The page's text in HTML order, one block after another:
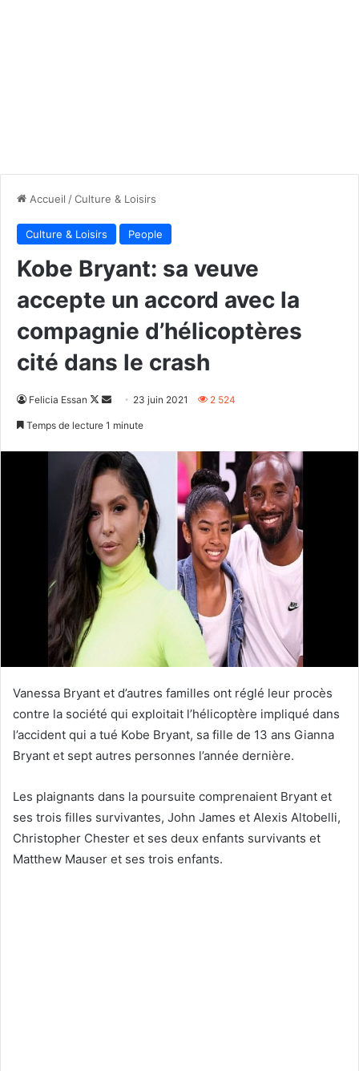
Accueil /Culture & Loisirs
Culture & Loisirs People
Kobe Bryant: sa veuve
accepte un accord avec la
compagnie d’hélicoptères
cité dans le crash
Felicia Essan
Follow
Envoyer23 juin 2021 2 524
Temps de lecture 1 minute
Vanessa Bryant et d’autres familles ont réglé leur procès
contre la société qui exploitait l’hélicoptère impliqué dans
l’accident qui a tué Kobe Bryant, sa fille de 13 ans Gianna
Bryant et sept autres personnes l’année dernière.
Les plaignants dans la poursuite comprenaient Bryant et
ses trois filles survivantes, John James et Alexis Altobelli,
Christopher Chester et ses deux enfants survivants et
Matthew Mauser et ses trois enfants.